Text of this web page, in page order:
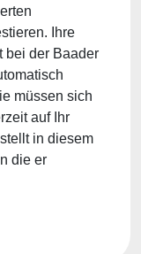
Ihre
bei der Baader
müssen sich
auf Ihr
in diesem
die er